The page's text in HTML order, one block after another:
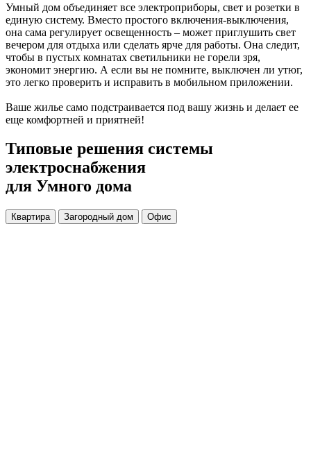
Умный дом объединяет все электроприборы, свет и розетки в
единую систему. Вместо простого включения-выключения,
она сама регулирует освещенность – может приглушить свет
вечером для отдыха или сделать ярче для работы. Она следит,
чтобы в пустых комнатах светильники не горели зря,
экономит энергию. А если вы не помните, выключен ли утюг,
это легко проверить и исправить в мобильном приложении.
Ваше жилье само подстраивается под вашу жизнь и делает ее
еще комфортней и приятней!
Типовые решения системы
электроснабжения
для Умного дома
Квартира Загородный дом Офис